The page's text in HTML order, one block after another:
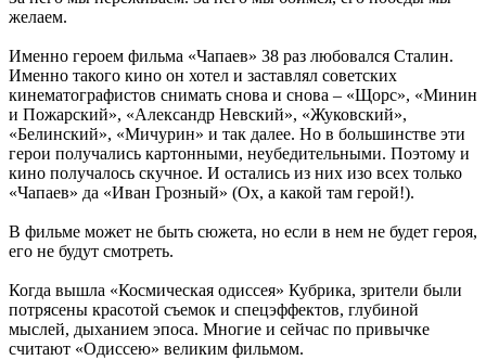
желаем.
Именно героем фильма «Чапаев» 38 раз любовался Сталин.
Именно такого кино он хотел и заставлял советских
кинематографистов снимать снова и снова – «Щорс», «Минин
и Пожарский», «Александр Невский», «Жуковский»,
«Белинский», «Мичурин» и так далее. Но в большинстве эти
герои получались картонными, неубедительными. Поэтому и
кино получалось скучное. И остались из них изо всех только
«Чапаев» да «Иван Грозный» (Ох, а какой там герой!).
В фильме может не быть сюжета, но если в нем не будет героя,
его не будут смотреть.
Когда вышла «Космическая одиссея» Кубрика, зрители были
потрясены красотой съемок и спецэффектов, глубиной
мыслей, дыханием эпоса. Многие и сейчас по привычке
считают «Одиссею» великим фильмом.